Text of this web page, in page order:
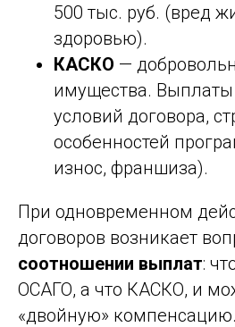
500 тыс. руб. (вред
здоровью).
КАСКО —
имущества. Выплаты
условий договора,
особенностей
износ, франшиза).
При одновременном
договоров возникает
соотношении выплат:
ОСАГО, а что КАСКО, и
«двойную» компенсацию.